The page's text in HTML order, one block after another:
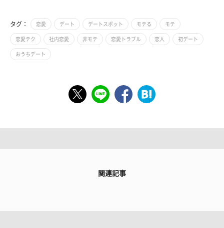
タグ： 恋愛 デート デートスポット モテる モテ
恋愛テク 社内恋愛 非モテ 恋愛トラブル 恋人 初デート
おうちデート
関連記事